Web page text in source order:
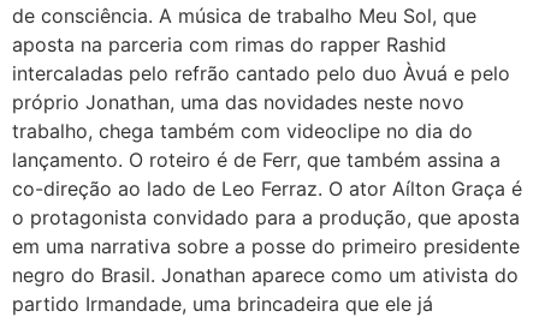
de consciência. A música de trabalho Meu Sol, que
aposta na parceria com rimas do rapper Rashid
intercaladas pelo refrão cantado pelo duo Àvuá e pelo
próprio Jonathan, uma das novidades neste novo
trabalho, chega também com videoclipe no dia do
lançamento. O roteiro é de Ferr, que também assina a
co-direção ao lado de Leo Ferraz. O ator Aílton Graça é
o protagonista convidado para a produção, que aposta
em uma narrativa sobre a posse do primeiro presidente
negro do Brasil. Jonathan aparece como um ativista do
partido Irmandade, uma brincadeira que ele já